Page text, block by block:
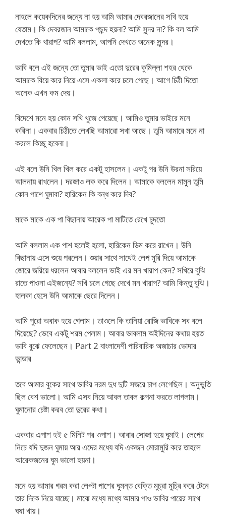
নাহলে কয়েকদিনের জন্যে না হয় আমি আমার দেবরজানের সখি হয়ে
যেতাম। কি দেবরজান আমাকে পছন্দ হয়না? আমি সুন্দর না? কি বল আমি
দেখতে কি খারাপ? আমি বললাম, আপনি দেখতে অনেক সুন্দর।
ভাবি বলে এই জন্যে তো তুমার ভাই এতো দুরের কুমিল্লা শহর থেকে
আমাকে বিয়ে করে নিয়ে এসে একলা করে চলে গেছে। আগে চিঠী দিতো
অনেক এখন কম দেয়।
বিদেশে মনে হয় কোন সখি খুজে পেয়েছে। আমিও তুমার ভাইরে মনে
করিনা। একবার চিঠীতে লেখছি আমারো সখা আছে। তুমি আমারে মনে না
করলে কিচ্ছু হবেনা।
এই বলে উনি খিল খিল করে একটু হাসলেন। একটু পর উনি উরনা সরিয়ে
আলনায় রাখলেন। দরজাও লক করে দিলেন। আমাকে বললেন মামুন তুমি
কোন পাশে ঘুমাবা? হারিকেন কি বন্ধ করে দিব?
মাকে মাকে এক পা বিছানায় আরেক পা মাটিতে রেখে চুদতো
আমি বললাম এক পাশ হলেই হলো, হারিকেন ডিম করে রাখেন। উনি
বিছানায় এসে শুয়ে পরলেন। শুয়ার সাথে সাথেই লেপ মুরি দিয়ে আমাকে
জোরে জরিয়ে ধরলেন আবার বললেন ভাই এর মন খারাপ কেন? সখিরে বুঝি
রাতে পাওনা এইজন্যে? সখি চলে গেছে দেখে মন খারাপ? আমি কিন্তু বুঝি।
হালকা হেসে উনি আমাকে ছেরে দিলেন।
আমি পুরো অবাক হয়ে গেলাম। তাওলে কি তানিয়া রোজি ভাবিকে সব বলে
দিয়েছে? ভেবে একটু শরম পেলাম। আবার ভাবলাম অইদিনের কথায় হয়ত
ভাবি বুঝে ফেলেছেন। Part 2 বাংলাদেশী পারিবারিক অজাচার ভোদার
ভান্ডার
তবে আমার বুকের সাথে ভাবির নরম দুধ দুটি সজরে চাপ লেগেছিল। অনুভুতি
ছিল বেশ ভালো। আমি এসব নিয়ে আবল তাবল কল্পনা করতে লাগলাম।
ঘুমানোর চেষ্টা করব তো দুরের কথা।
একবার এপাশ হই ৫ মিনিট পর ওপাশ। আবার সোজা হয়ে ঘুমাই। লেপের
নিচে যদি দুজন ঘুমায় আর এদের মধ্যে যদি একজন মোরামুরি করে তাহলে
আরেকজনের ঘুম ভালো হয়না।
মনে হয় আমার গরম করা লেপ্টা পাশের ঘুমন্ত বেক্তি মুচ্রা মুচ্রি করে টেনে
তার দিকে নিয়ে যাচ্ছে। মাঝে মধ্যে মধ্যে আমার পাও ভাবির পায়ের সাথে
ঘষা খায়।